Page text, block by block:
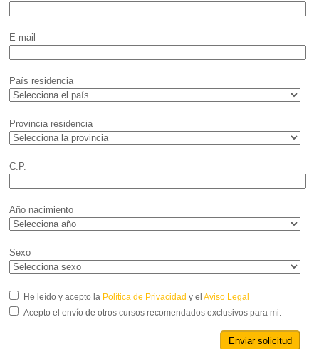
E-mail
País residencia
Provincia residencia
C.P.
Año nacimiento
Sexo
He leído y acepto la Política de Privacidad y el Aviso Legal
Acepto el envío de otros cursos recomendados exclusivos para mi.
Enviar solicitud